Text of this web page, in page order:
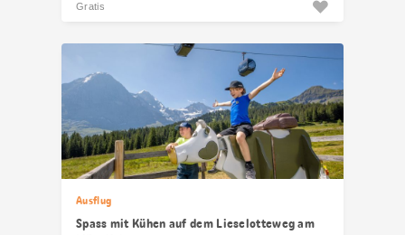
Gratis
Ausflug
Spass mit Kühen auf dem Lieselotteweg am